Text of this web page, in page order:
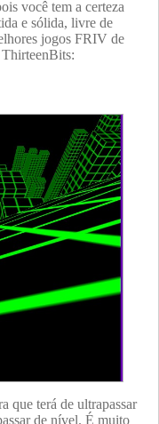
você tem a certeza
e sólida, livre de
jogos FRIV de
que terá de ultrapassar
de nível. É muito